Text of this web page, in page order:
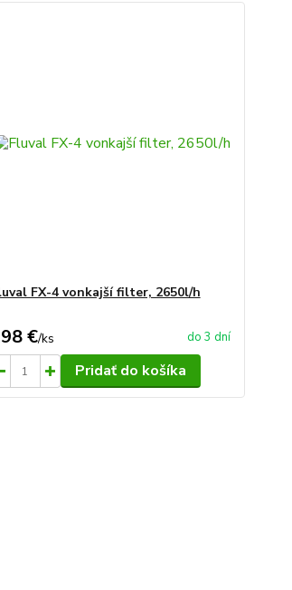
FX-4 vonkajší filter, 2650l/h
€/ks do 3 dní
Pridať do košíka